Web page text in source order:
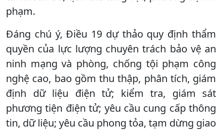
phạm.
Đáng chú ý, Điều 19 dự thảo quy định thẩm
quyền của lực lượng chuyên trách bảo vệ an
ninh mạng và phòng, chống tội phạm công
nghệ cao, bao gồm thu thập, phân tích, giám
định dữ liệu điện tử; kiểm tra, giám sát
phương tiện điện tử; yêu cầu cung cấp thông
tin, dữ liệu; yêu cầu phong tỏa, tạm dừng giao